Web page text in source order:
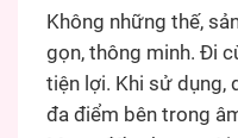
Không những thế,
gọn, thông minh. Đi
tiện lợi. Khi sử dụng,
đa điểm bên trong